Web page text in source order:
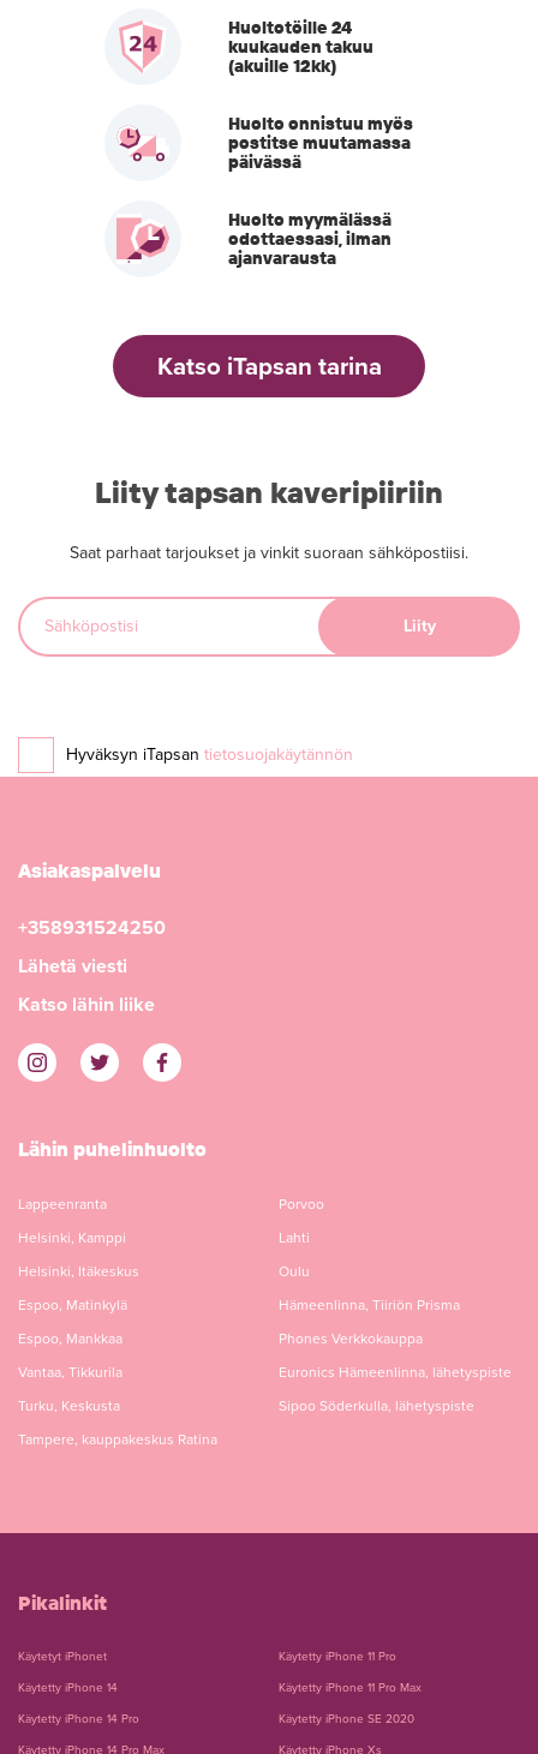
Huoltotöille 24
kuukauden takuu
(akuille 12kk)
Huolto onnistuu myös
postitse muutamassa
päivässä
Huolto myymälässä
odottaessasi, ilman
ajanvarausta
Katso iTapsan tarina
Liity tapsan kaveripiiriin
Saat parhaat tarjoukset ja vinkit suoraan sähköpostiisi.
Hyväksyn iTapsan tietosuojakäytännön
Asiakaspalvelu
+358931524250
Lähetä viesti
Katso lähin liike
Lähin puhelinhuolto
Lappeenranta
Helsinki, Kamppi
Helsinki, Itäkeskus
Espoo, Matinkylä
Espoo, Mankkaa
Vantaa, Tikkurila
Turku, Keskusta
Tampere, kauppakeskus Ratina
Porvoo
Lahti
Oulu
Hämeenlinna, Tiiriön Prisma
Phones Verkkokauppa
Euronics Hämeenlinna, lähetyspiste
Sipoo Söderkulla, lähetyspiste
Pikalinkit
Käytetyt iPhonet
Käytetty iPhone 14
Käytetty iPhone 14 Pro
Käytetty iPhone 14 Pro Max
Käytetty iPhone 11 Pro
Käytetty iPhone 11 Pro Max
Käytetty iPhone SE 2020
Käytetty iPhone Xs